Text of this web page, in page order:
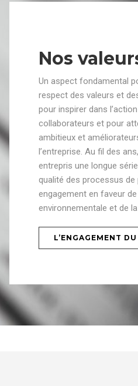
Nos
Un aspect fondamental
respect des valeurs et
pour inspirer dans
collaborateurs et pour
ambitieux et
l’entreprise. Au fil des
entrepris une longue
qualité des processus
engagement en faveur
environnementale et de
L’ENGAGEMENT